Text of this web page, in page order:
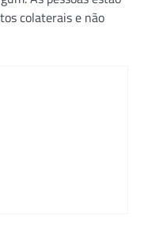
colaterais e não